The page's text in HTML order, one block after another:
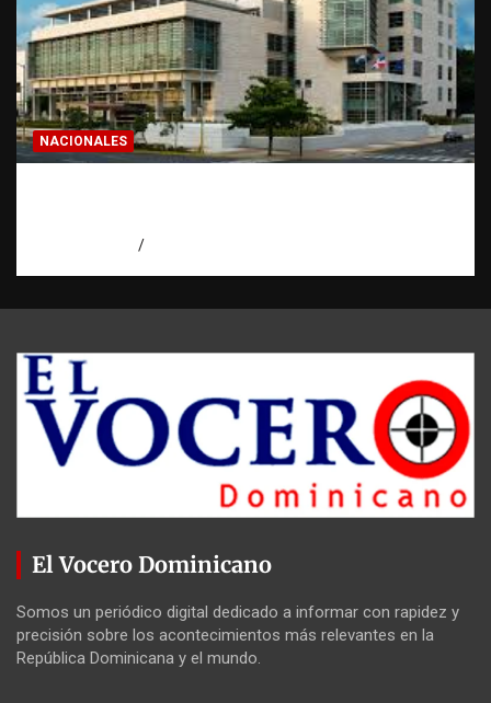
NACIONALES
El Vocero Dominicano
Somos un periódico digital dedicado a informar con rapidez y
precisión sobre los acontecimientos más relevantes en la
República Dominicana y el mundo.